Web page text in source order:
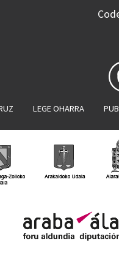
LEGE OHARRA